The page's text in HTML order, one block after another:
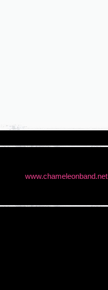
www.chameleonband.net